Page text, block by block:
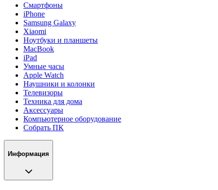
Смартфоны
iPhone
Samsung Galaxy
Xiaomi
Ноутбуки и планшеты
MacBook
iPad
Умные часы
Apple Watch
Наушники и колонки
Телевизоры
Техника для дома
Аксессуары
Компьютерное оборудование
Собрать ПК
Информация